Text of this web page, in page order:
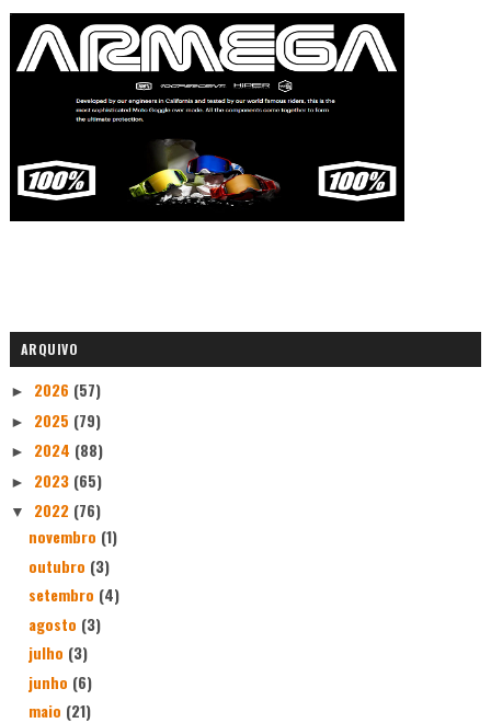
ARQUIVO
► 2026 (57)
► 2025 (79)
► 2024 (88)
► 2023 (65)
▼ 2022 (76)
novembro (1)
outubro (3)
setembro (4)
agosto (3)
julho (3)
junho (6)
maio (21)